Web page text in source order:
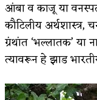
आंबा व काजू या
कौटिलीय अर्थशास्त्र,
ग्रंथांत ‘भल्लातक’
त्यावरून हे झाड